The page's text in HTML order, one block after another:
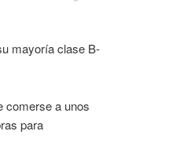
mayoría clase B-
comerse a unos
para